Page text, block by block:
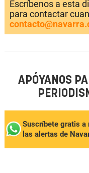
Escríbenos a esta
para contactar
APÓYANOS
Suscríbete gratis a
las alertas de